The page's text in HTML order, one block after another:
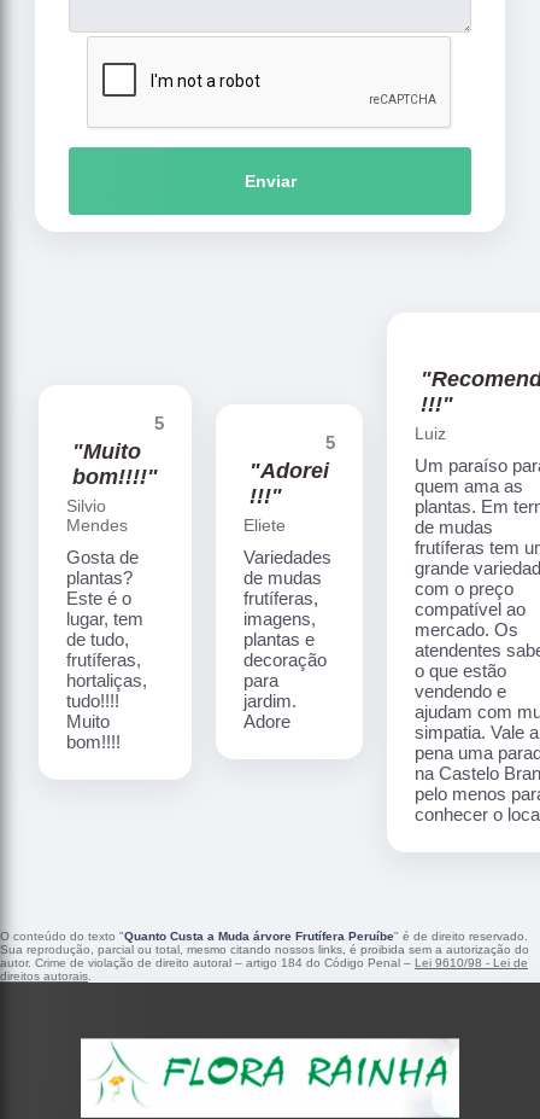
Enviar
5
"Muito
bom!!!!"
Silvio
Mendes
Gosta de
plantas?
Este é o
lugar, tem
de tudo,
frutíferas,
hortaliças,
tudo!!!!
Muito
bom!!!!
5
"Adorei
!!!"
Eliete
Variedades
de mudas
frutíferas,
imagens,
plantas e
decoração
para
jardim.
Adore
!!!"
Luiz
Um paraíso
quem ama as
plantas. Em
de mudas
frutíferas tem
grande
com o preço
compatível ao
mercado. Os
atendentes
o que estão
vendendo e
ajudam com
simpatia. Vale a
pena uma
na Castelo
pelo menos
conhecer o
O conteúdo do texto "Quanto Custa a Muda árvore Frutífera Peruíbe" é de direito reservado.
Sua reprodução, parcial ou total, mesmo citando nossos links, é proibida sem a autorização do
autor. Crime de violação de direito autoral – artigo 184 do Código Penal – Lei 9610/98 - Lei de
direitos autorais